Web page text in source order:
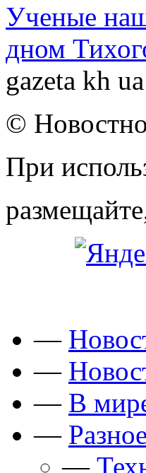
Ученые
дном
gazeta kh ua
©
При
—
—
— В
— Разное
—